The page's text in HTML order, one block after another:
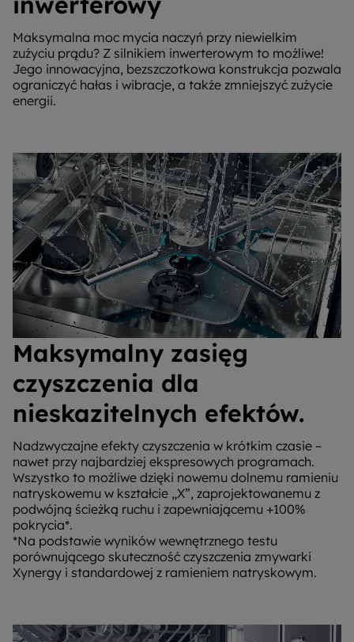
Maksymalna moc mycia naczyń przy niewielkim
zużyciu prądu? Z silnikiem inwerterowym to możliwe!
Jego innowacyjna, bezszczotkowa konstrukcja pozwala
ograniczyć hałas i wibracje, a także zmniejszyć zużycie
energii.
Maksymalny zasięg
czyszczenia dla
nieskazitelnych efektów.
Nadzwyczajne efekty czyszczenia w krótkim czasie –
nawet przy najbardziej ekspresowych programach.
Wszystko to możliwe dzięki nowemu dolnemu ramieniu
natryskowemu w kształcie „X”, zaprojektowanemu z
podwójną ścieżką ruchu i zapewniającemu +100%
pokrycia*.
*Na podstawie wyników wewnętrznego testu
porównującego skuteczność czyszczenia zmywarki
Xynergy i standardowej z ramieniem natryskowym.